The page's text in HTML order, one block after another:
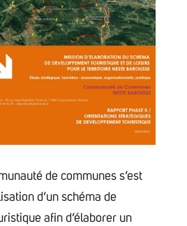
de communes s’est
d’un schéma de
afin d’élaborer un